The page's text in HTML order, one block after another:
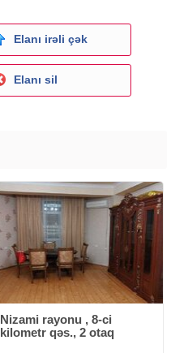
Elanı irəli çək
Elanı sil
Nizami rayonu , 8-ci
kilometr qəs., 2 otaq